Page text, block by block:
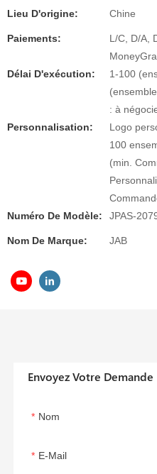
Lieu D'origine: Chine
Paiements:
L/C, D/A,
Délai D'exécution:
1-100
: à
Personnalisation:
Logo
100
(min.
Numéro De Modèle:
JPAS-
Nom De Marque: JAB
Envoyez Votre Demande
Nom
E-Mail